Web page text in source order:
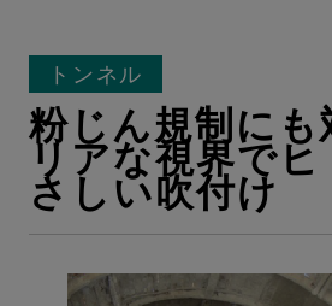
トンネル
粉じん規制に
リアな視界で
さしい吹付け